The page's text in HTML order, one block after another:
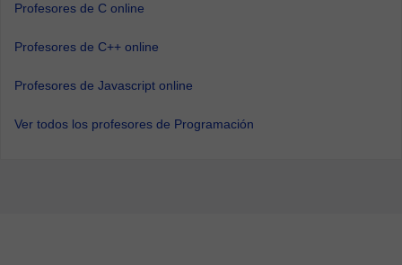
Profesores de C online
Profesores de C++ online
Profesores de Javascript online
Ver todos los profesores de Programación